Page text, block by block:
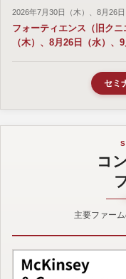
2026年7月30日（木）、8月26
フォーティエンス（旧ク
（木）、8月26日（水）、
セミ
コ
主要ファー